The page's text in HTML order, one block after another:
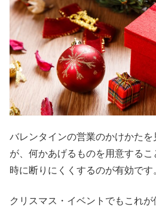
バレンタインの営業のかけかた
が、何かあげるものを用意する
時に断りにくくするのが有効です
クリスマス・イベントでもこれが